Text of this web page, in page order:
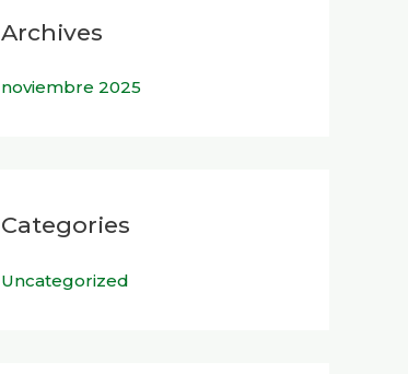
Archives
noviembre 2025
Categories
Uncategorized